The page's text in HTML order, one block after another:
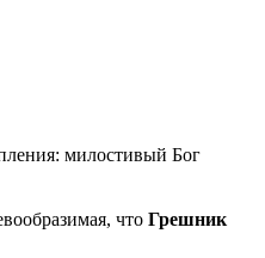
милостивый Бог
что Грешник